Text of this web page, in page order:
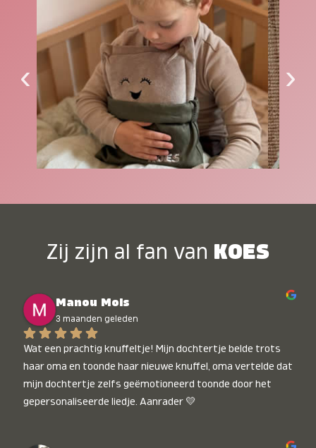
‹ ›
Zij zijn al fan van KOES
Manou Mols
3 maanden geleden
Wat een prachtig knuffeltje! Mijn dochtertje belde trots
haar oma en toonde haar nieuwe knuffel, oma vertelde dat
mijn dochtertje zelfs geëmotioneerd toonde door het
gepersonaliseerde liedje. Aanrader 💛